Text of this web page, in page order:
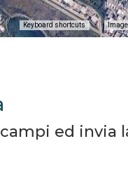
Keyboard shortcuts
ed invia